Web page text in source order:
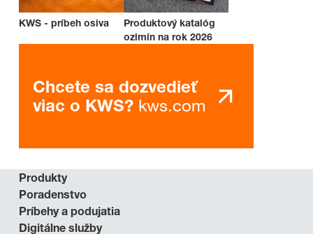
KWS - príbeh osiva
Produktový katalóg
ozimín na rok 2026
Chcete sa dozvedieť
viac o KWS? kws.com
Produkty
Poradenstvo
Príbehy a podujatia
Digitálne služby